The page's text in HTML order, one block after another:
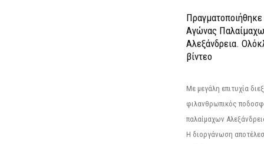
Αγώνας
Αλεξάνδρεια.
βίντεο
Με μεγάλη επιτυχία
φιλανθρωπικός
παλαίμαχων
Η διοργάνωση